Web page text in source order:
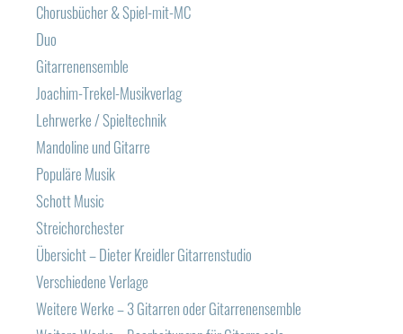
Chorusbücher & Spiel-mit-MC
Duo
Gitarrenensemble
Joachim-Trekel-Musikverlag
Lehrwerke / Spieltechnik
Mandoline und Gitarre
Populäre Musik
Schott Music
Streichorchester
Übersicht – Dieter Kreidler Gitarrenstudio
Verschiedene Verlage
Weitere Werke – 3 Gitarren oder Gitarrenensemble